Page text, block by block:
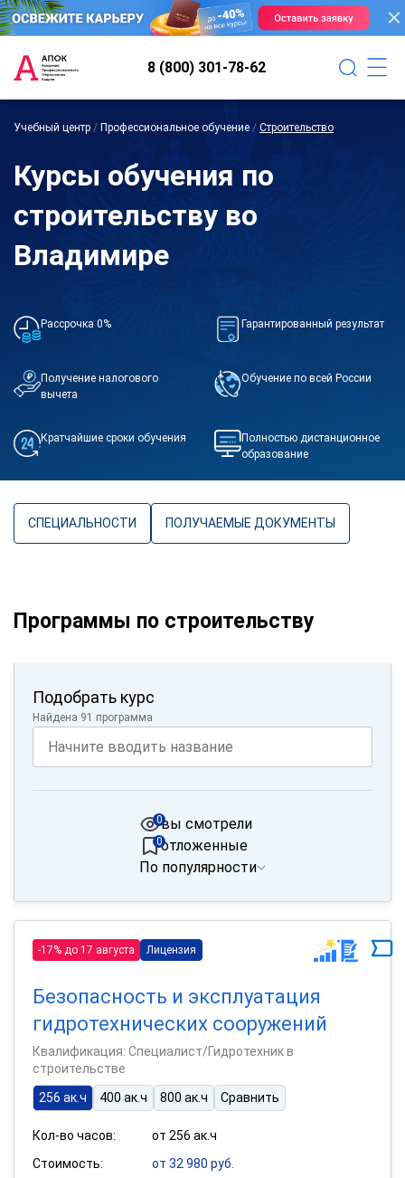
8 (800) 301-78-62
Учебный центр / Профессиональное обучение / Строительство
Курсы обучения по
строительству во
Владимире
Рассрочка 0% Гарантированный результат
Получение налогового
вычета
Обучение по всей России
Кратчайшие сроки обучения
Полностью дистанционное
образование
СПЕЦИАЛЬНОСТИ ПОЛУЧАЕМЫЕ ДОКУМЕНТЫ
Программы по строительству
Подобрать курс
Найдена 91 программа
вы смотрели
0
отложенные
0
По популярности
-17% до 17 августа Лицензия
Безопасность и эксплуатация
гидротехнических сооружений
Квалификация: Специалист/Гидротехник в
строительстве
256 ак.ч
400 ак.ч 800 ак.ч Сравнить
Кол-во часов:
от 256 ак.ч
Стоимость:
от 32 980 руб.